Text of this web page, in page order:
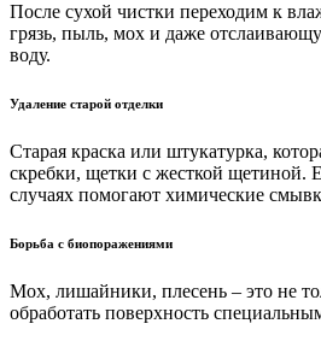
После сухой чистки переходим к
грязь, пыль, мох и даже
воду.
Удаление старой отделки
Старая краска или штукатурка,
скребки, щетки с жесткой щетиной.
случаях помогают химические
Борьба с биопоражениями
Мох, лишайники, плесень – это не
обработать поверхность